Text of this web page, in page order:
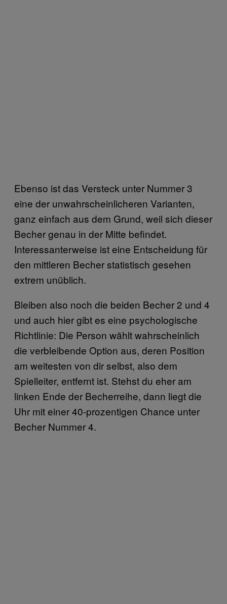
Ebenso ist das Versteck unter Nummer 3
eine der unwahrscheinlicheren Varianten,
ganz einfach aus dem Grund, weil sich dieser
Becher genau in der Mitte befindet.
Interessanterweise ist eine Entscheidung für
den mittleren Becher statistisch gesehen
extrem unüblich.
Bleiben also noch die beiden Becher 2 und 4
und auch hier gibt es eine psychologische
Richtlinie: Die Person wählt wahrscheinlich
die verbleibende Option aus, deren Position
am weitesten von dir selbst, also dem
Spielleiter, entfernt ist. Stehst du eher am
linken Ende der Becherreihe, dann liegt die
Uhr mit einer 40-prozentigen Chance unter
Becher Nummer 4.